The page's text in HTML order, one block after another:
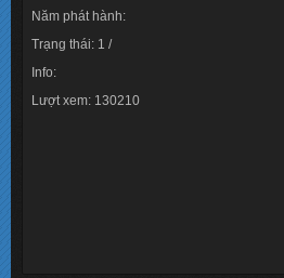
Năm phát hành:
Trạng thái: 1 /
Info:
Lượt xem: 130210